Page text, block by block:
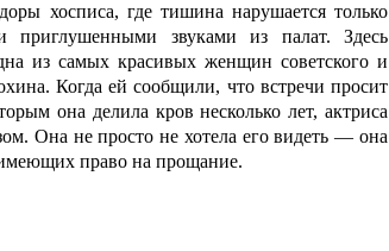
хосписа, где тишина нарушается только
приглушенными звуками из палат. Здесь
из самых красивых женщин советского и
Когда ей сообщили, что встречи просит
она делила кров несколько лет, актриса
Она не просто не хотела его видеть — она
право на прощание.